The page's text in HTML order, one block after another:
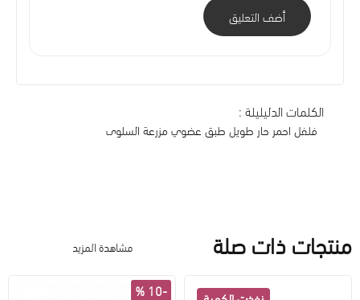
أضف التعليق
الكلمات الدليليلة :
فلفل احمر حار طويل طبق عضوي مزرعة السلوى
منتجات ذات صلة مشاهدة المزيد
-10 %